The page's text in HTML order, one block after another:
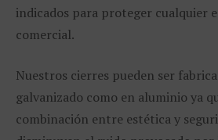
indicados para proteger cualquier
comercial.
Nuestros cierres pueden ser
galvanizado como en aluminio ya
combinación entre estética y